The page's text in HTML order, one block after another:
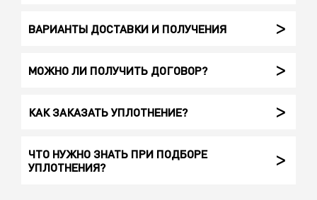
ВАРИАНТЫ ДОСТАВКИ И ПОЛУЧЕНИЯ
МОЖНО ЛИ ПОЛУЧИТЬ ДОГОВОР?
КАК ЗАКАЗАТЬ УПЛОТНЕНИЕ?
ЧТО НУЖНО ЗНАТЬ ПРИ ПОДБОРЕ
УПЛОТНЕНИЯ?